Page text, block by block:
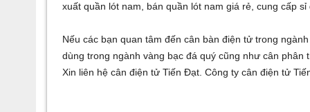
xuất quần lót nam, bán quần lót nam giá rẻ,cung cấp sỉ
Nếu các bạn quan tâm đếncân bàn điện tử trong
dùng trong ngành vàng bạc đá quý cũng nhưcân phân
Xin liên hệcân điện tử Tiến Đạt. Công tycân điện tử